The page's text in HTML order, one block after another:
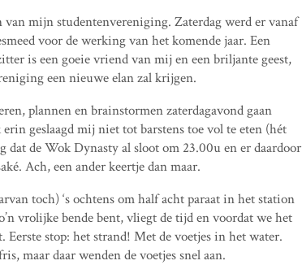
mijn studentenvereniging. Zaterdag werd er vanaf
voor de werking van het komende jaar. Een
is een goeie vriend van mij en een briljante geest,
een nieuwe elan zal krijgen.
plannen en brainstormen zaterdagavond gaan
geslaagd mij niet tot barstens toe vol te eten (hét
de Wok Dynasty al sloot om 23.00u en er daardoor
Ach, een ander keertje dan maar.
toch) ‘s ochtens om half acht paraat in het station
vrolijke bende bent, vliegt de tijd en voordat we het
stop: het strand! Met de voetjes in het water.
maar daar wenden de voetjes snel aan.